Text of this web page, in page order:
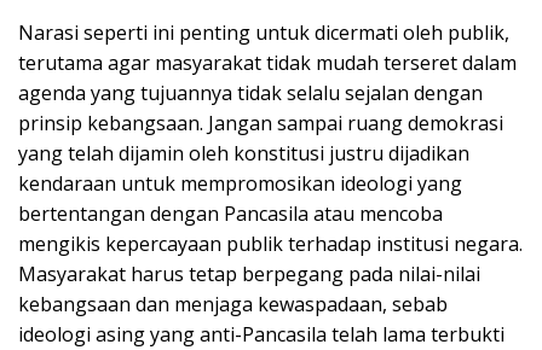
Narasi seperti ini penting untuk dicermati oleh publik,
terutama agar masyarakat tidak mudah terseret dalam
agenda yang tujuannya tidak selalu sejalan dengan
prinsip kebangsaan. Jangan sampai ruang demokrasi
yang telah dijamin oleh konstitusi justru dijadikan
kendaraan untuk mempromosikan ideologi yang
bertentangan dengan Pancasila atau mencoba
mengikis kepercayaan publik terhadap institusi negara.
Masyarakat harus tetap berpegang pada nilai-nilai
kebangsaan dan menjaga kewaspadaan, sebab
ideologi asing yang anti-Pancasila telah lama terbukti